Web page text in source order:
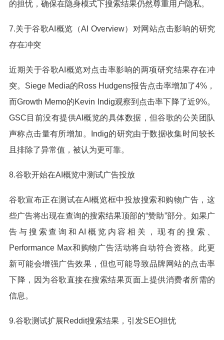
的担忧，确保在隐身模式下搜索结果仍然尊重用户隐私。
7.关于谷歌AI概览（AI Overview）对网站点击影响的研究
存在冲突
近期关于谷歌AI概览对点击率影响的两项研究结果存在冲
突。Siege Media的Ross Hudgens报告点击率增加了4%，
而Growth Memo的Kevin Indig观察到点击率下降了近9%。
GSC目前没有提供AI概览的具体数据，但谷歌的公关团队
声称点击量有所增加。Indig的研究由于数据收集时间较长
且排除了异常值，被认为更可靠。
8.谷歌开始在AI概览中测试广告投放
谷歌宣布正在测试在AI概览框中投放搜索和购物广告，这
些广告将出现在查询的搜索结果顶部的“赞助”部分。如果广
告与搜索查询和AI概览内容相关，现有的搜索、
Performance Max和购物广告活动将自动符合资格。此更
新可能会增强广告效果，但也可能导致品牌网站的点击率
下降，因为谷歌直接在搜索结果页面上提供消费者所需的
信息。
9.谷歌测试扩展Reddit搜索结果，引发SEO担忧